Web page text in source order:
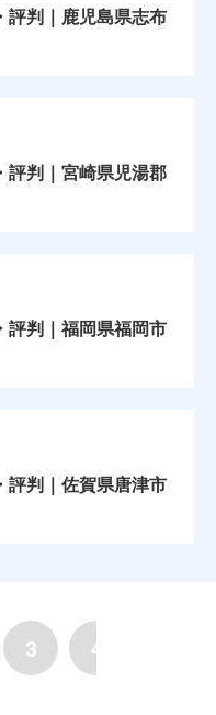
評判｜鹿児島県志布
評判｜宮崎県児湯郡
評判｜福岡県福岡市
評判｜佐賀県唐津市
3 4